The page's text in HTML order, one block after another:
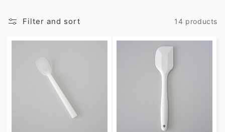
Filter and sort 14 products